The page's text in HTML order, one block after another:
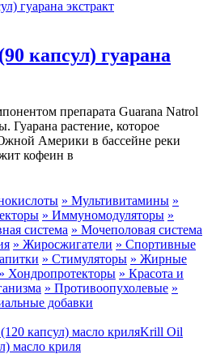
капсул) гуарана
препарата Guarana Natrol
Гуарана растение, которое
Америки в бассейне реки
кофеин в
» Мультивитамины »
» Иммуномодуляторы »
система » Мочеполовая система
» Жиросжигатели » Спортивные
» Стимуляторы » Жирные
» Хондропротекторы » Красота и
» Противоопухолевые »
добавки
Krill Oil
масло криля